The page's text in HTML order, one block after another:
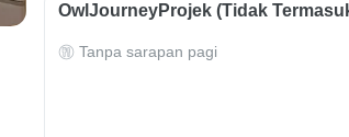
OwlJourneyProjek (Tidak
Tanpa sarapan pagi